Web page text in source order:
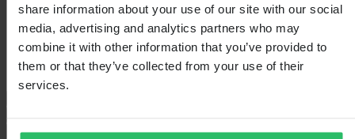
share information about your use of our site with our social
media, advertising and analytics partners who may
combine it with other information that you’ve provided to
them or that they’ve collected from your use of their
services.
Hmotnost balení320
IzolaceNe
Výška balení
200
Velikost oblečeníXS
Šířka balení250
Doprava a vrácení